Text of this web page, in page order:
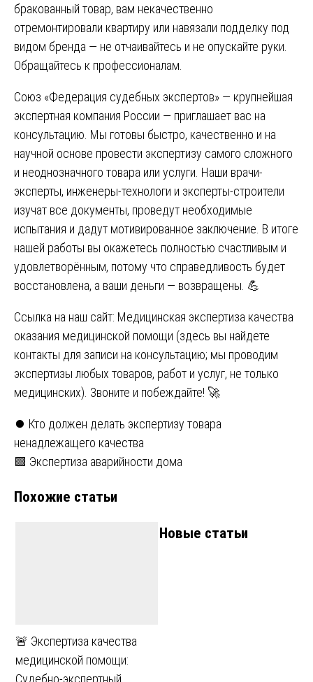
бракованный товар, вам некачественно
отремонтировали квартиру или навязали подделку под
видом бренда — не отчаивайтесь и не опускайте руки.
Обращайтесь к профессионалам.
Союз «Федерация судебных экспертов» — крупнейшая
экспертная компания России — приглашает вас на
консультацию. Мы готовы быстро, качественно и на
научной основе провести экспертизу самого сложного
и неоднозначного товара или услуги. Наши врачи-
эксперты, инженеры-технологи и эксперты-строители
изучат все документы, проведут необходимые
испытания и дадут мотивированное заключение. В итоге
нашей работы вы окажетесь полностью счастливым и
удовлетворённым, потому что справедливость будет
восстановлена, а ваши деньги — возвращены. 💪
Ссылка на наш сайт: Медицинская экспертиза качества
оказания медицинской помощи (здесь вы найдете
контакты для записи на консультацию; мы проводим
экспертизы любых товаров, работ и услуг, не только
медицинских). Звоните и побеждайте! 🚀
Навигация
по
⏺️ Кто должен делать экспертизу товара
ненадлежащего качества
🟩 Экспертиза аварийности дома
Похожие статьи
🚨 Экспертиза качества
медицинской помощи:
Судебно-экспертный
Новые статьи